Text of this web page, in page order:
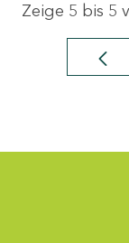
Zeige 5 bis 5